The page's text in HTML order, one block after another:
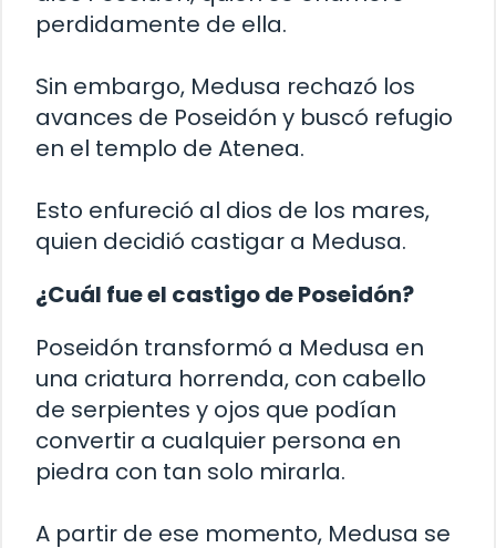
perdidamente de ella.
Sin embargo, Medusa rechazó los
avances de Poseidón y buscó refugio
en el templo de Atenea.
Esto enfureció al dios de los mares,
quien decidió castigar a Medusa.
¿Cuál fue el castigo de Poseidón?
Poseidón transformó a Medusa en
una criatura horrenda, con cabello
de serpientes y ojos que podían
convertir a cualquier persona en
piedra con tan solo mirarla.
A partir de ese momento, Medusa se